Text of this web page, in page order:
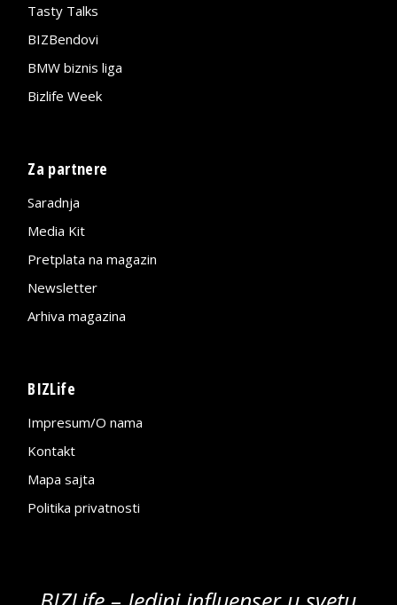
Tasty Talks
BIZBendovi
BMW biznis liga
Bizlife Week
Za partnere
Saradnja
Media Kit
Pretplata na magazin
Newsletter
Arhiva magazina
BIZLife
Impresum/O nama
Kontakt
Mapa sajta
Politika privatnosti